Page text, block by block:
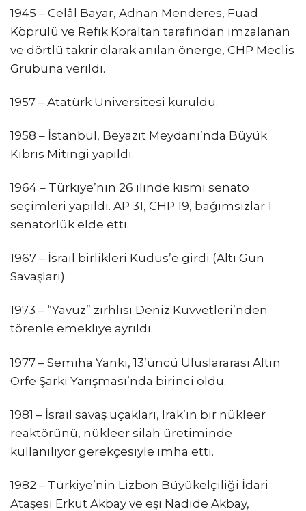
1945 – Celâl Bayar, Adnan Menderes, Fuad
Köprülü ve Refik Koraltan tarafından imzalanan
ve dörtlü takrir olarak anılan önerge, CHP Meclis
Grubuna verildi.
1957 – Atatürk Üniversitesi kuruldu.
1958 – İstanbul, Beyazıt Meydanı’nda Büyük
Kıbrıs Mitingi yapıldı.
1964 – Türkiye’nin 26 ilinde kısmi senato
seçimleri yapıldı. AP 31, CHP 19, bağımsızlar 1
senatörlük elde etti.
1967 – İsrail birlikleri Kudüs’e girdi (Altı Gün
Savaşları).
1973 – “Yavuz” zırhlısı Deniz Kuvvetleri’nden
törenle emekliye ayrıldı.
1977 – Semiha Yankı, 13’üncü Uluslararası Altın
Orfe Şarkı Yarışması’nda birinci oldu.
1981 – İsrail savaş uçakları, Irak’ın bir nükleer
reaktörünü, nükleer silah üretiminde
kullanılıyor gerekçesiyle imha etti.
1982 – Türkiye’nin Lizbon Büyükelçiliği İdari
Ataşesi Erkut Akbay ve eşi Nadide Akbay,